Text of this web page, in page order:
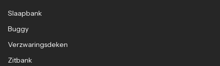
Slaapbank
Buggy
Verzwaringsdeken
Zitbank